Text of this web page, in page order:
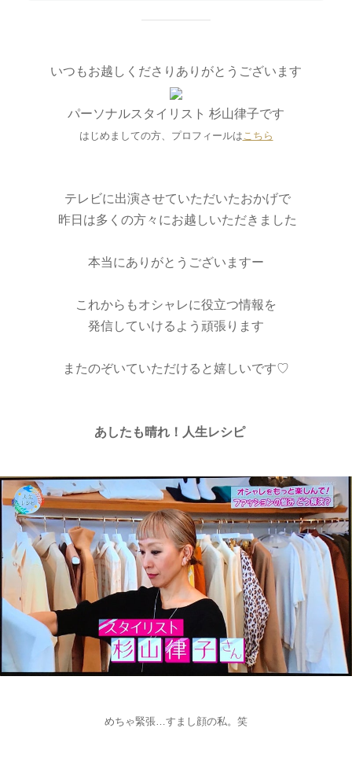
いつもお越しくださりありがとうございます
パーソナルスタイリスト 杉山律子です
はじめましての方、プロフィールはこちら
テレビに出演させていただいたおかげで
昨日は多くの方々にお越しいただきました
本当にありがとうございますー
これからもオシャレに役立つ情報を
発信していけるよう頑張ります
またのぞいていただけると嬉しいです♡
あしたも晴れ！人生レシピ
めちゃ緊張…すまし顔の私。笑